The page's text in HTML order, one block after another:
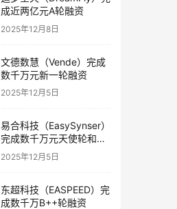
成近两亿元A轮融资
2025年12月8日
文德数慧（Vende）完成
数千万元新一轮融资
2025年12月5日
易合科技（EasySynser）
完成数千万元天使轮和天
使+轮融资
2025年12月5日
东超科技（EASPEED）完
成数千万B++轮融资